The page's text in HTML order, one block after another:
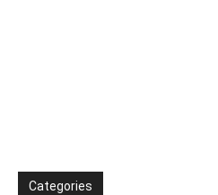
Categories